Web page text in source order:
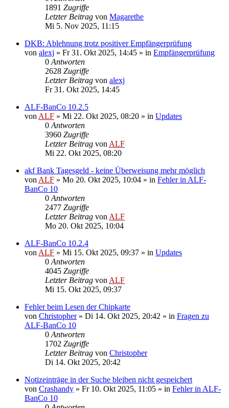
1891 Zugriffe
Letzter Beitrag von Magarethe
Mi 5. Nov 2025, 11:15
DKB: Ablehnung trotz positiver Empfängerprüfung
von alexj » Fr 31. Okt 2025, 14:45 » in Empfängerprüfung
0 Antworten
2628 Zugriffe
Letzter Beitrag von alexj
Fr 31. Okt 2025, 14:45
ALF-BanCo 10.2.5
von ALF » Mi 22. Okt 2025, 08:20 » in Updates
0 Antworten
3960 Zugriffe
Letzter Beitrag von ALF
Mi 22. Okt 2025, 08:20
akf Bank Tagesgeld - keine Überweisung mehr möglich
von ALF » Mo 20. Okt 2025, 10:04 » in Fehler in ALF-
BanCo 10
0 Antworten
2477 Zugriffe
Letzter Beitrag von ALF
Mo 20. Okt 2025, 10:04
ALF-BanCo 10.2.4
von ALF » Mi 15. Okt 2025, 09:37 » in Updates
0 Antworten
4045 Zugriffe
Letzter Beitrag von ALF
Mi 15. Okt 2025, 09:37
Fehler beim Lesen der Chipkarte
von Christopher» Di 14. Okt 2025, 20:42 » in Fragen zu
ALF-BanCo 10
0 Antworten
1702 Zugriffe
Letzter Beitrag von Christopher
Di 14. Okt 2025, 20:42
Notizeinträge in der Suche bleiben nicht gespeichert
von Crashandy » Fr 10. Okt 2025, 11:05 » in Fehler in ALF-
BanCo 10